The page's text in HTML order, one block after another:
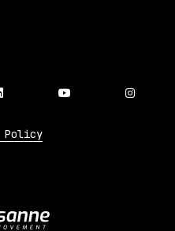
Policy